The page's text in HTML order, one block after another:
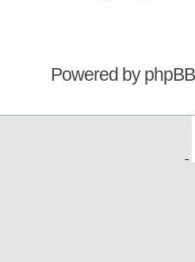
Powered byphpBB
-